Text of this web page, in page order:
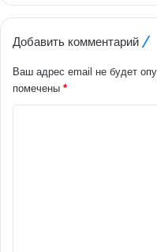
Добавить комментарий
Ваш адрес email не будет
помечены *